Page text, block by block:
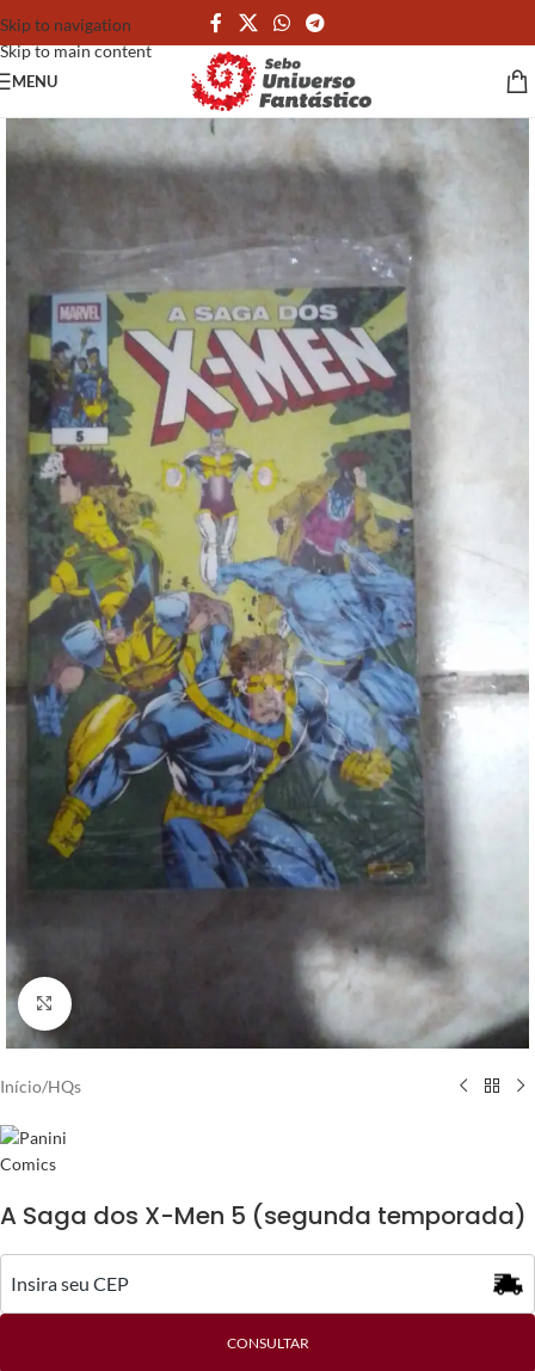
Skip to navigation
Skip to main content
MENU
Clique para ampliar
Início/HQs
A Saga dos X-Men 5 (segunda temporada)
CONSULTAR